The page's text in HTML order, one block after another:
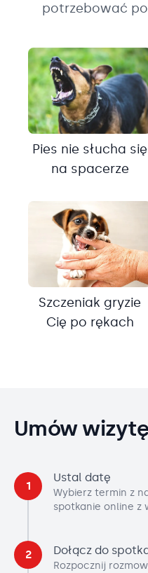
potrzebować
Pies nie słucha się
na spacerze
Szczeniak gryzie
Cię po rękach
Umów
1
Ustal datę
Wybierz termin z
spotkanie online z
2 Dołącz do
Rozpocznij